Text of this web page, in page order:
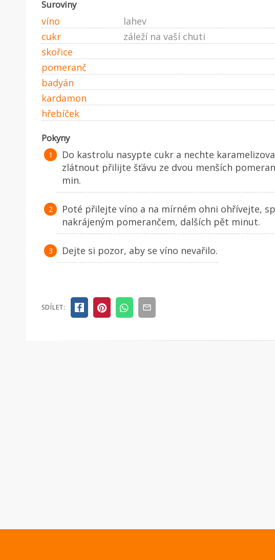
Suroviny
víno
lahev
cukr
záleží na vaší chuti
skořice
pomeranč
badyán
kardamon
hřebíček
Pokyny
Do kastrolu nasypte cukr a nechte
zlátnout přilijte šťávu ze dvou menších
min.
Poté přilejte víno a na mírném ohni ohřívejte,
nakrájeným pomerančem, dalších pět minut.
Dejte si pozor, aby se víno nevařilo.
SDÍLET: